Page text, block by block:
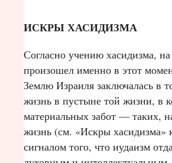
ИСКРЫ ХАСИДИЗМА
Согласно учению хасидизма,
произошел именно в этот
Землю Израиля заключалась в
жизнь в пустыне той жизни, в
материальных забот — таких,
жизнь (см. «Искры хасидизма»
сигналом того, что иудаизм